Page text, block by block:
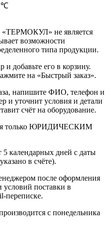
℃
«ТЕРМОКУЛ» не является
возможности
типа продукции.
добавьте его в корзину.
на «Быстрый заказ».
напишите ФИО, телефон и
и уточнит условия и детали
счёт на оборудование.
только ЮРИДИЧЕСКИМ
5 календарных дней с даты
в счёте).
после оформления
условий поставки в
переписке.
с понедельника